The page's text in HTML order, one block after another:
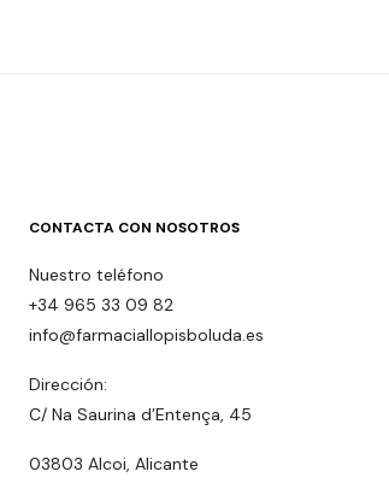
CONTACTA CON NOSOTROS
Nuestro teléfono
+34 965 33 09 82
info@farmaciallopisboluda.es
Dirección:
C/ Na Saurina d’Entença, 45
03803 Alcoi, Alicante